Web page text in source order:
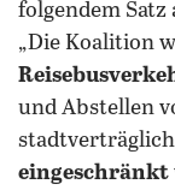
folgendem Satz
„Die Koalition
und Abstellen
stadtverträglich
eingeschränkt